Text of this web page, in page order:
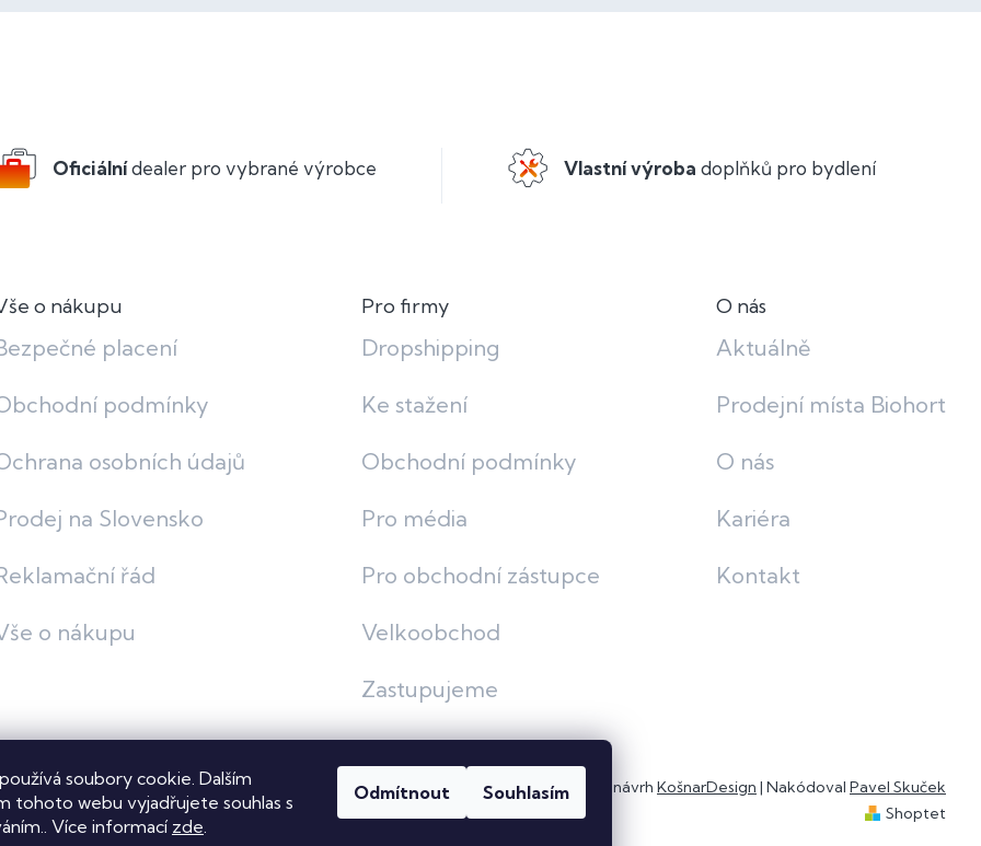
soubory cookie. Dalším
tohoto webu vyjadřujete souhlas s
Více informací zde.
Odmítnout Souhlasím
Oficiálnídealer pro vybrané výrobce Vlastní výroba doplňků pro bydlení
o nákupu
placení
podmínky
osobních údajů
na Slovensko
řád
o nákupu
Pro firmy
Dropshipping
Ke stažení
Obchodní podmínky
Pro média
Pro obchodní zástupce
Velkoobchod
Zastupujeme
O nás
Aktuálně
Prodejní místa Biohort
O nás
Kariéra
Kontakt
Grafický návrh KošnarDesign | Nakódoval Pavel Skuček
Shoptet
nastavení cookies